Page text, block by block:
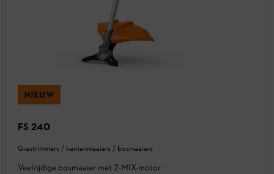
NIEUW
FS 240
Grastrimmers / kantenmaaiers / bosmaaiers
Veelzijdige bosmaaier met 2-MIX-motor